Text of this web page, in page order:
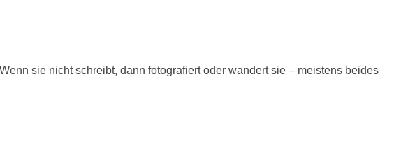
sie nicht schreibt, dann fotografiert oder wandert sie – meistens beides